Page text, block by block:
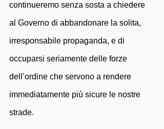
continueremo senza sosta a chiedere
al Governo di abbandonare la solita,
irresponsabile propaganda, e di
occuparsi seriamente delle forze
dell’ordine che servono a rendere
immediatamente più sicure le nostre
strade.